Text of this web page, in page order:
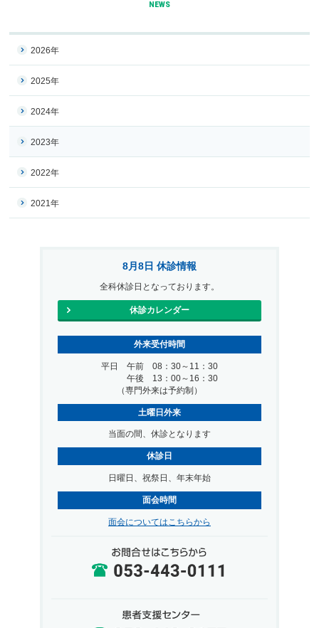
NEWS
2026年
2025年
2024年
2023年
2022年
2021年
8月8日 休診情報
全科休診日となっております。
休診カレンダー
外来受付時間
平日 午前 08：30～11：30
午後 13：00～16：30
（専門外来は予約制）
土曜日外来
当面の間、休診となります
休診日
日曜日、祝祭日、年末年始
面会時間
面会についてはこちらから